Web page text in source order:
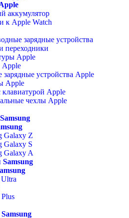
аккумулятор
к Apple Watch
зарядные устройства
переходники
Apple
зарядные устройства Apple
Apple
Apple
чехлы Apple
Galaxy Z
Galaxy S
Galaxy A
Ultra